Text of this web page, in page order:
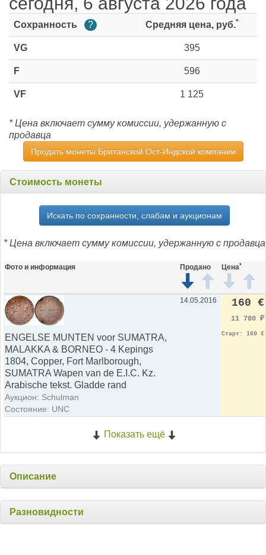
Сохранность ? Средняя цена, руб.*
VG 395
F 596
VF 1 125
* Цена включает сумму комиссии, удержанную с
продавца
Продать монеты Британской Ост-Индской компании
Стоимость монеты
Искать по сохранности, слабам и аукционам
* Цена включает сумму комиссии, удержанную с продавца
Фото и информация Продано Цена*
ENGELSE MUNTEN voor SUMATRA,
MALAKKA & BORNEO - 4 Kepings
1804, Copper, Fort Marlborough,
SUMATRA Wapen van de E.I.C. Kz.
Arabische tekst. Gladde rand
Аукцион: Schulman
Состояние: UNC
14.05.2016 160 €
11 780 ₽
Старт: 160 €
Показать ещё
Описание
Разновидности